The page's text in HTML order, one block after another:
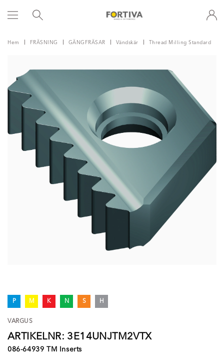
Hem FRÄSNING GÄNGFRÄSAR Vändskär Thread Milling Standard
P M K N S H
VARGUS
ARTIKELNR: 3E14UNJTM2VTX
086-64939 TM Inserts